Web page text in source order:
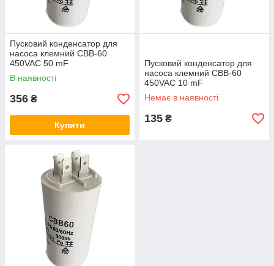
Пусковий конденсатор для
насоса клемний CBB-60
450VAC 50 mF
В наявності
356 ₴
Купити
Пусковий конденсатор для
насоса клемний CBB-60
450VAC 10 mF
Немає в наявності
135 ₴